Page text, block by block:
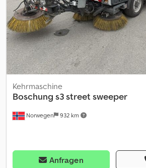
Reifen Profil links: 90%; Reifen Profil rechts:
Gewichte zGG: 3.500 kg Abmessungen (L x B
cm Funktionell Marke des Aufbaus:
Sitzplätze: 2 = Firmeninformationen = For
this unit please call: or e-mail: . A full stock
at: . Please do not forget to subscribe to
weekly updates on our stock.
Norwegen 932 km
Kehrmaschine
Boschung s3 street sweeper
Anfragen